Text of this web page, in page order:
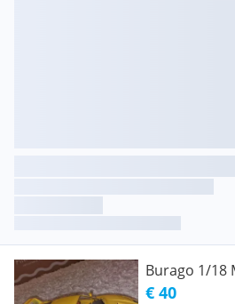
Burago 1/18
€ 40